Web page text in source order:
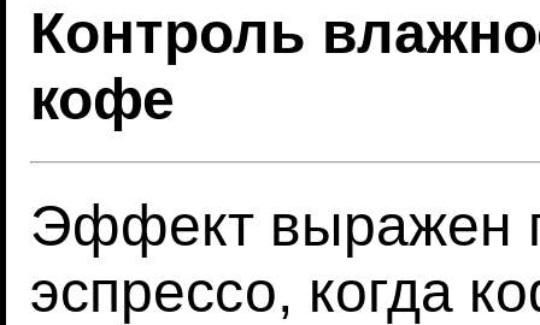
Контроль
кофе
Эффект выражен
эспрессо, когда